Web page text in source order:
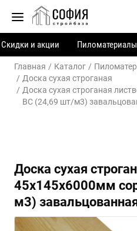
Скидки и акции Пиломатериалы
Главная Каталог
Доска сухая строганая
Доска сухая строганая
ВС (24,69 шт/м3)
Доска сухая
45х145х6000мм
м3)